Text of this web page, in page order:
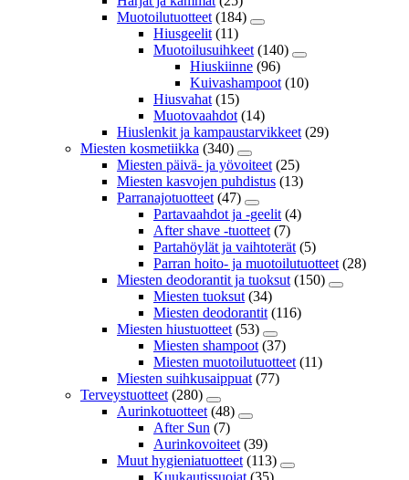
Muotoilutuotteet (184)
Hiusgeelit (11)
Muotoilusuihkeet (140)
Hiuskiinne (96)
Kuivashampoot (10)
Hiusvahat (15)
Muotovaahdot (14)
Hiuslenkit ja kampaustarvikkeet (29)
Miesten kosmetiikka (340)
Miesten päivä- ja yövoiteet (25)
Miesten kasvojen puhdistus (13)
Parranajotuotteet (47)
Partavaahdot ja -geelit (4)
After shave -tuotteet (7)
Partahöylät ja vaihtoterät (5)
Parran hoito- ja muotoilutuotteet (28)
Miesten deodorantit ja tuoksut (150)
Miesten tuoksut (34)
Miesten deodorantit (116)
Miesten hiustuotteet (53)
Miesten shampoot (37)
Miesten muotoilutuotteet (11)
Miesten suihkusaippuat (77)
Terveystuotteet (280)
Aurinkotuotteet (48)
After Sun (7)
Aurinkovoiteet (39)
Muut hygieniatuotteet (113)